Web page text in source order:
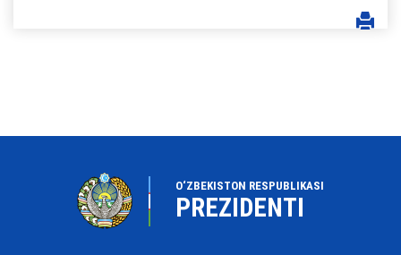
O‘ZBEKISTON RESPUBLIKASI
PREZIDENTI